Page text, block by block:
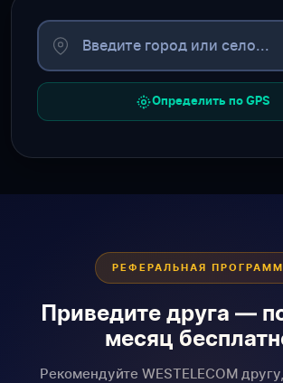
Определить по GPS
РЕФЕРАЛЬНАЯ
Приведите друга —
месяц
Рекомендуйте WESTELECOM